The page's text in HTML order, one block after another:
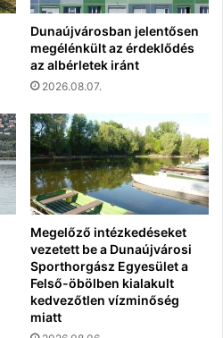
Dunaújvárosban jelentősen
megélénkült az érdeklődés
az albérletek iránt
2026.08.07.
Megelőző intézkedéseket
vezetett be a Dunaújvárosi
Sporthorgász Egyesület a
Felső-öbölben kialakult
kedvezőtlen vízminőség
miatt